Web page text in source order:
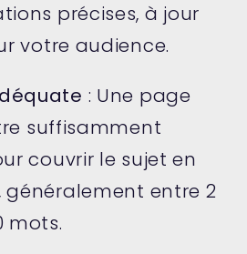
précises, à jour
votre audience.
: Une page
suffisamment
couvrir le sujet en
généralement entre 2
mots.